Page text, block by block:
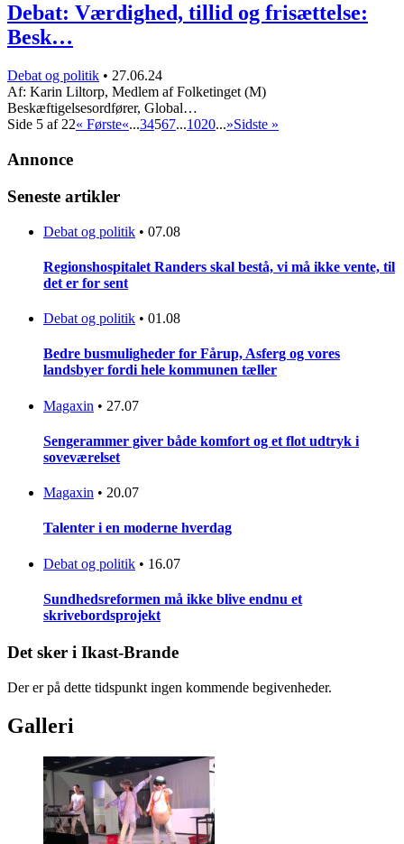
Debat: Værdighed, tillid og frisættelse:
Besk…
Debat og politik • 27.06.24
Af: Karin Liltorp, Medlem af Folketinget (M)
Beskæftigelsesordfører, Global…
Side 5 af 22« Første«...34567...1020...»Sidste »
Annonce
Seneste artikler
Debat og politik • 07.08
Regionshospitalet Randers skal bestå, vi må ikke vente, til
det er for sent
Debat og politik • 01.08
Bedre busmuligheder for Fårup, Asferg og vores
landsbyer fordi hele kommunen tæller
Magaxin • 27.07
Sengerammer giver både komfort og et flot udtryk i
soveværelset
Magaxin • 20.07
Talenter i en moderne hverdag
Debat og politik • 16.07
Sundhedsreformen må ikke blive endnu et
skrivebordsprojekt
Det sker i Ikast-Brande
Der er på dette tidspunkt ingen kommende begivenheder.
Galleri